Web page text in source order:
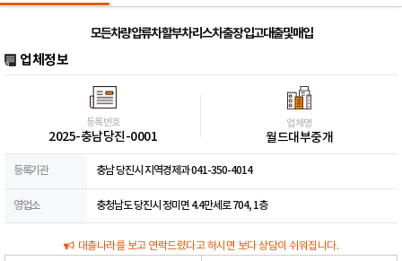
모든차량 압류차 할부차 리스차 출장 입고대출및매입
업체정보
등록번호
2025-충남당진-0001
업체명
월드대부중개
등록기관 충남 당진시 지역경제과 041-350-4014
영업소 충청남도 당진시 정미면 4.4만세로 704, 1층
대출나라를 보고 연락드렸다고 하시면 보다 상담이 쉬워집니다.